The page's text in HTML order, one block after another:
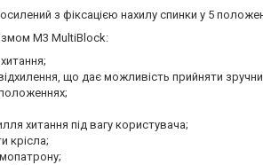
з фіксацією нахилу спинки у 5
M3 MultiBlock:
що дає можливість прийняти
положеннях;
хитання під вагу користувача;
крісла;